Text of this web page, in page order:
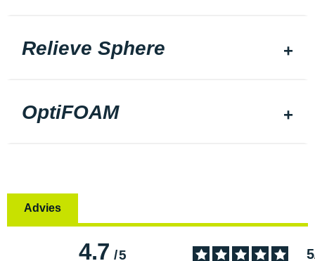
Relieve Sphere
OptiFOAM
Advies
4.7/5 5